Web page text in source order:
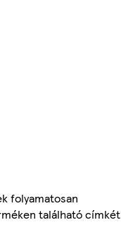
folyamatosan
található címkét